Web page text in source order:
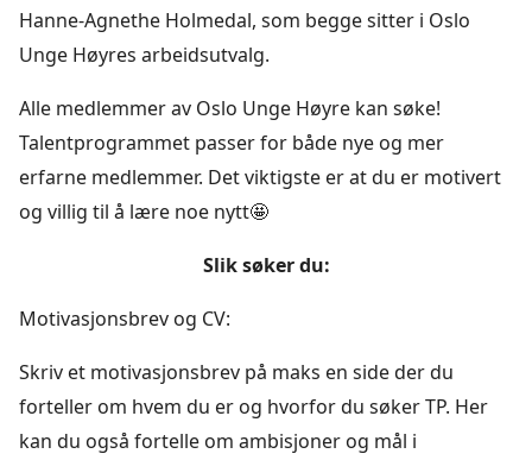
Hanne-Agnethe Holmedal, som begge sitter i Oslo
Unge Høyres arbeidsutvalg.
Alle medlemmer av Oslo Unge Høyre kan søke!
Talentprogrammet passer for både nye og mer
erfarne medlemmer. Det viktigste er at du er motivert
og villig til å lære noe nytt🤩
Slik søker du:
Motivasjonsbrev og CV:
Skriv et motivasjonsbrev på maks en side der du
forteller om hvem du er og hvorfor du søker TP. Her
kan du også fortelle om ambisjoner og mål i